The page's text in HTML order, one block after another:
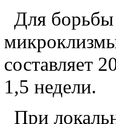
Для борьбы
составляет
1,5 недели.
При